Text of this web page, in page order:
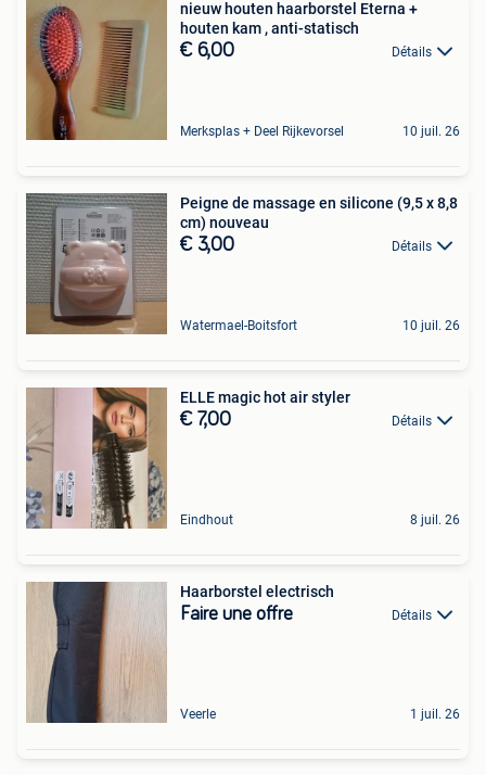
nieuw houten haarborstel Eterna +
houten kam , anti-statisch
€ 6,00 Détails
Merksplas + Deel Rijkevorsel 10 juil. 26
Peigne de massage en silicone (9,5 x 8,8
cm) nouveau
€ 3,00 Détails
Watermael-Boitsfort 10 juil. 26
ELLE magic hot air styler
€ 7,00 Détails
Eindhout 8 juil. 26
Haarborstel electrisch
Faire une offre Détails
Veerle 1 juil. 26